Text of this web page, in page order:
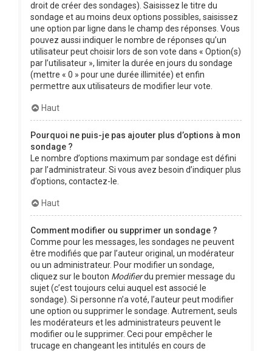
droit de créer des sondages). Saisissez le titre du
sondage et au moins deux options possibles, saisissez
une option par ligne dans le champ des réponses. Vous
pouvez aussi indiquer le nombre de réponses qu’un
utilisateur peut choisir lors de son vote dans « Option(s)
par l’utilisateur », limiter la durée en jours du sondage
(mettre « 0 » pour une durée illimitée) et enfin
permettre aux utilisateurs de modifier leur vote.
Haut
Pourquoi ne puis-je pas ajouter plus d’options à mon
sondage ?
Le nombre d’options maximum par sondage est défini
par l’administrateur. Si vous avez besoin d’indiquer plus
d’options, contactez-le.
Haut
Comment modifier ou supprimer un sondage ?
Comme pour les messages, les sondages ne peuvent
être modifiés que par l’auteur original, un modérateur
ou un administrateur. Pour modifier un sondage,
cliquez sur le bouton Modifierdu premier message du
sujet (c’est toujours celui auquel est associé le
sondage). Si personne n’a voté, l’auteur peut modifier
une option ou supprimer le sondage. Autrement, seuls
les modérateurs et les administrateurs peuvent le
modifier ou le supprimer. Ceci pour empêcher le
trucage en changeant les intitulés en cours de